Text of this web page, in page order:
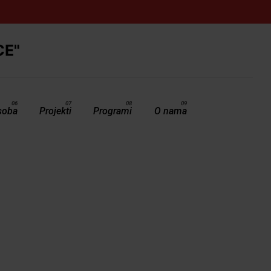
Projekti Programi O nama